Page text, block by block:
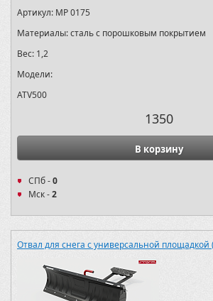
Артикул: MP 0175
Материалы:сталь с порошковым покрытием
Вес: 1,2
Модели:
ATV500
1350
В корзину
СПб -0
Мск -2
Отвал для снега с универсальной